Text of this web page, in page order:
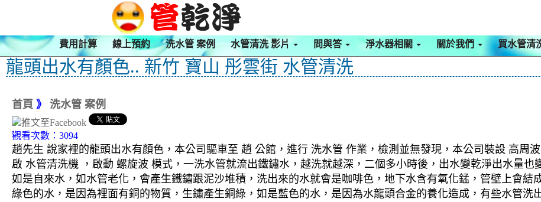
費用計算 線上預約 洗水管 案例 水管清洗 影片 問與答 淨水器相關 關於我們 買水管清
龍頭出水有顏色.. 新竹 寶山 彤雲街 水管清洗
首頁 》 洗水管 案例
觀看次數：3094
趙先生 說家裡的龍頭出水有顏色，本公司驅車至 趙 公館，進行 洗水管 作業，檢測並無發現，本公司裝設 高周
啟 水管清洗機 ，啟動 螺旋波 模式，一洗水管就流出鐵鏽水，越洗就越深，二個多小時後，出水變乾淨出水量也
如是自來水，如水管老化，會產生鐵鏽跟泥沙堆積，洗出來的水就會是咖啡色，地下水含有氧化錳，管壁上會結
綠色的水，是因為裡面有銅的物質，生鏽產生銅綠，如是藍色的水，是因為水龍頭合金的養化造成，有些水管洗